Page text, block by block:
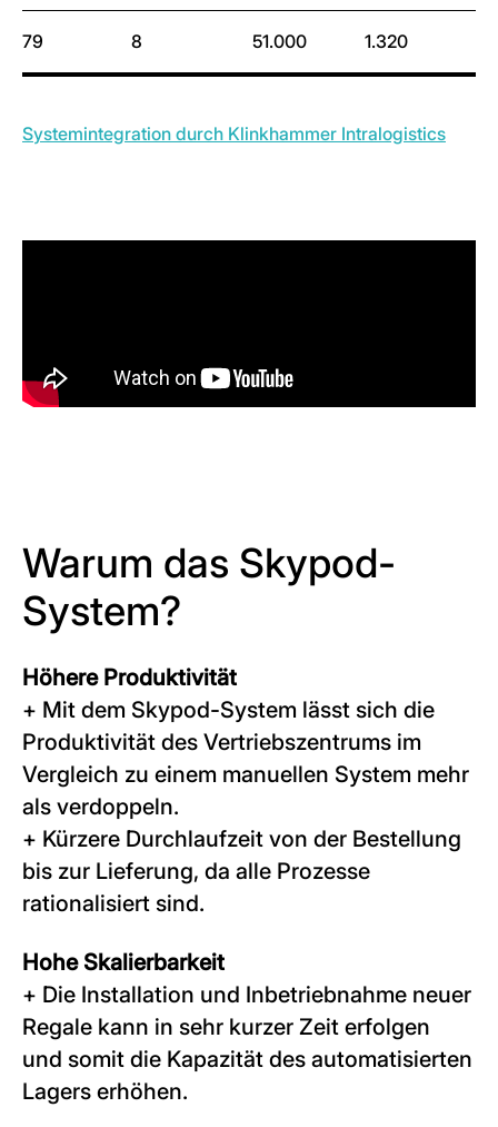
79 8 51.000 1.320
Systemintegration durch Klinkhammer Intralogistics
Warum das Skypod-
System?
Höhere Produktivität
+ Mit dem Skypod-System lässt sich die
Produktivität des Vertriebszentrums im
Vergleich zu einem manuellen System mehr
als verdoppeln.
+ Kürzere Durchlaufzeit von der Bestellung
bis zur Lieferung, da alle Prozesse
rationalisiert sind.
Hohe Skalierbarkeit
+ Die Installation und Inbetriebnahme neuer
Regale kann in sehr kurzer Zeit erfolgen
und somit die Kapazität des automatisierten
Lagers erhöhen.